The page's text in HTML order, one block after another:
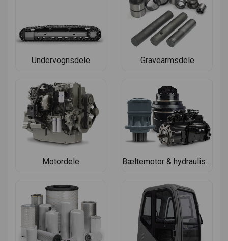
Undervognsdele Gravearmsdele
Motordele